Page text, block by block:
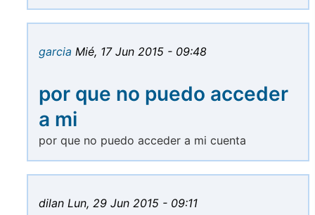
garcia Mié, 17 Jun 2015 - 09:48
por que no puedo acceder
a mi
por que no puedo acceder a mi cuenta
dilan Lun, 29 Jun 2015 - 09:11